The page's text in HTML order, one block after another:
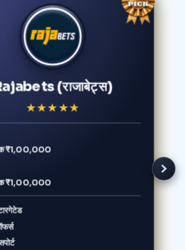
(राजाबेट्स)
★★★★★
₹1,00,000
₹1,00,000